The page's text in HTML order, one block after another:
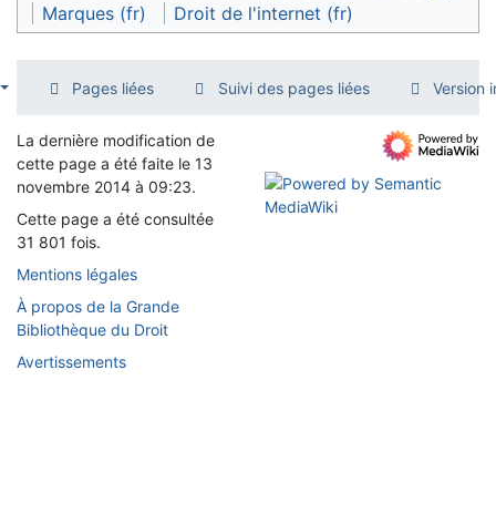
Marques (fr)
Droit de l'internet (fr)
Pages liées Suivi des pages liées Version
La dernière modification de
cette page a été faite le 13
novembre 2014 à 09:23.
Cette page a été consultée
31 801 fois.
Mentions légales
À propos de la Grande
Bibliothèque du Droit
Avertissements